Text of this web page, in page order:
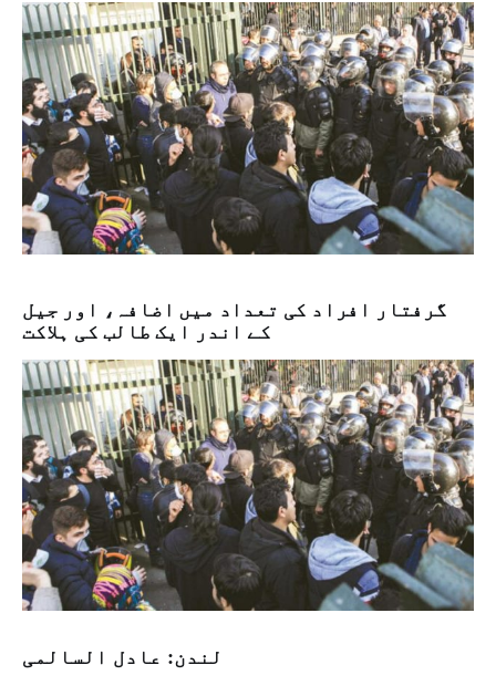
گرفتار افراد کی تعداد میں اضافہ، اور جیل
کے اندر ایک طالب کی ہلاکت
لندن: عادل السالمی